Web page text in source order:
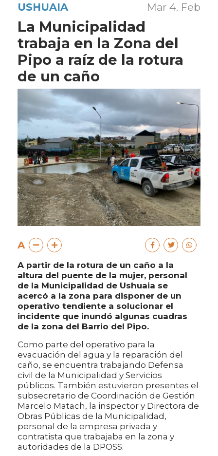
USHUAIA Mar 4. Feb
La Municipalidad
trabaja en la Zona del
Pipo a raíz de la rotura
de un caño
A
A partir de la rotura de un caño a la
altura del puente de la mujer, personal
de la Municipalidad de Ushuaia se
acercó a la zona para disponer de un
operativo tendiente a solucionar el
incidente que inundó algunas cuadras
de la zona del Barrio del Pipo.
Como parte del operativo para la
evacuación del agua y la reparación del
caño, se encuentra trabajando Defensa
civil de la Municipalidad y Servicios
públicos. También estuvieron presentes el
subsecretario de Coordinación de Gestión
Marcelo Matach, la inspector y Directora de
Obras Públicas de la Municipalidad,
personal de la empresa privada y
contratista que trabajaba en la zona y
autoridades de la DPOSS.